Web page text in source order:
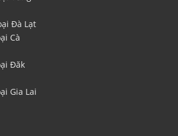
Đà Lạt
Cà
Đăk
Gia Lai